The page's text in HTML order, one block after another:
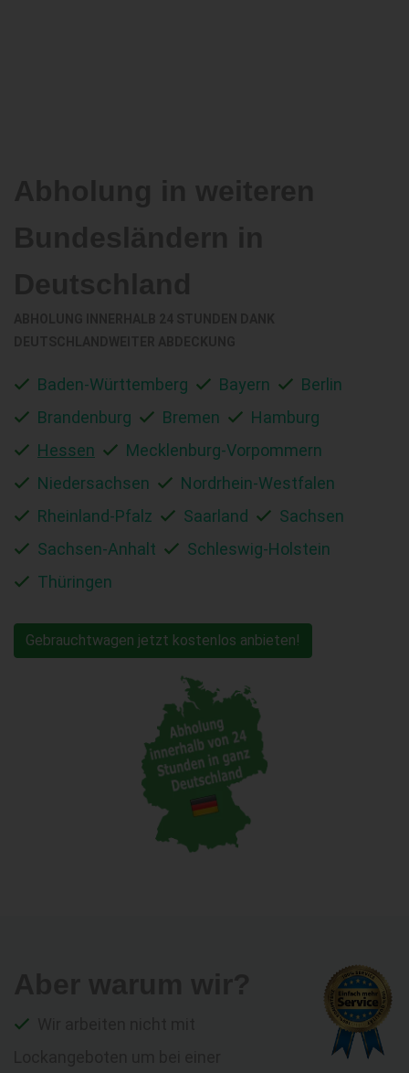
Baden-Württemberg Bayern
Berlin
Brandenburg
Bremen
Hamburg
Hessen
Mecklenburg-Vorpommern
Niedersachsen
Nordrhein-Westfalen
Rheinland-Pfalz
Saarland
Sachsen
Sachsen-Anhalt
Schleswig-Holstein
Thüringen
Gebrauchtwagen jetzt kostenlos anbieten!